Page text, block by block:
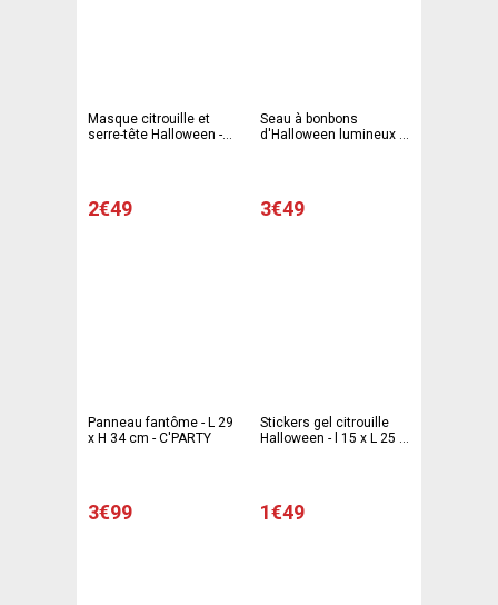
Masque citrouille et
serre-tête Halloween -
2€49
Seau à bonbons
d'Halloween lumineux -
3€49
Panneau fantôme - L 29
x H 34 cm - C'PARTY
3€99
Stickers gel citrouille
Halloween - l 15 x L 25 x
1€49